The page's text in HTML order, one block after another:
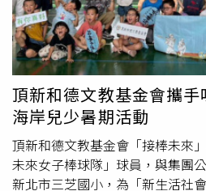
神的哥哥魏莨哲正面交鋒，魏芃
我好好享受，場上對到的時候，
了！」兩位新秀簽約後也隨即投
的背號，謝銘駿延續光復高中時
HBL 新人王的他，希望熟悉的號
戰；魏芃禾則選擇5號戰袍，象徵
隊而戰。即將邁向職業賽場之際
「希望兩位新秀保持健康，在新
人也齊聲向戰友喊話：「新賽季
油！」
頂新和德文教基金會攜
海岸兒少暑期活動
頂新和德文教基金會「接棒未來
未來女子棒球隊」球員，與集團
新北市三芝國小，為「新生活社